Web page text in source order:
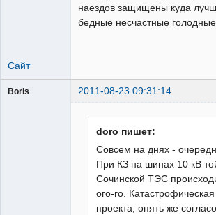
наездов защищены куда
бедные несчастные голодные
Сайт
Boris 2011-08-23 09:31:14
doro пишет:
Совсем на днях -
При КЗ на шинах 10 кВ
Сочинской ТЭС
ого-го.
проекта, опять же